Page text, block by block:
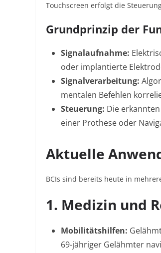
Touchscreen erfolgt die
Grundprinzip der
Signalaufnahme:
oder implantierte
Signalverarbeitung:
mentalen Befehlen
Steuerung: Die
einer Prothese oder
Aktuelle
BCIs sind bereits heute in
1. Medizin und
Mobilitätshilfen:
69-jähriger Gelähmter